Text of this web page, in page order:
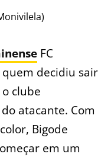
FC
decidiu sair
clube
atacante. Com
Bigode
em um